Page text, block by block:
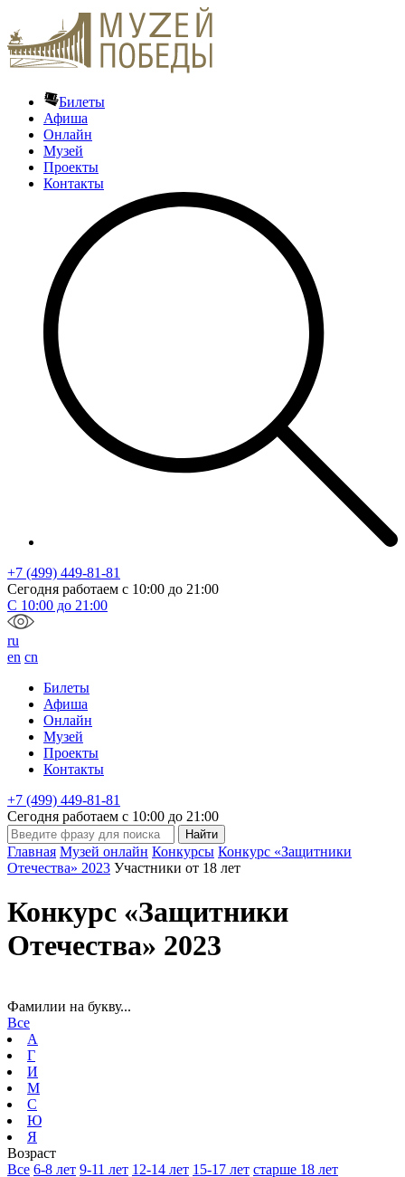
Билеты
Афиша
Онлайн
Музей
Проекты
Контакты
+7 (499) 449-81-81
Сегодня работаем с 10:00 до 21:00
С 10:00 до 21:00
ru
en cn
Билеты
Афиша
Онлайн
Музей
Проекты
Контакты
+7 (499) 449-81-81
Сегодня работаем с 10:00 до 21:00
Главная Музей онлайн Конкурсы Конкурс «Защитники
Отечества» 2023 Участники от 18 лет
Конкурс «Защитники
Отечества» 2023
Фамилии на букву...
Все
А
Г
И
М
С
Ю
Я
Возраст
Все 6-8 лет 9-11 лет 12-14 лет 15-17 лет старше 18 лет